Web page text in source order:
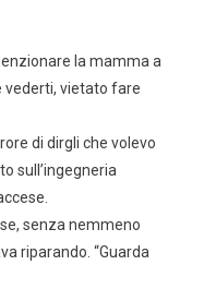
la mamma a
vederti, vietato fare
di dirgli che volevo
sull’ingegneria
senza nemmeno
riparando. “Guarda